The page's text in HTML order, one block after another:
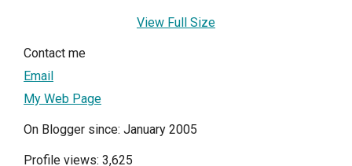
View Full Size
Contact me
Email
My Web Page
On Blogger since: January 2005
Profile views: 3,625